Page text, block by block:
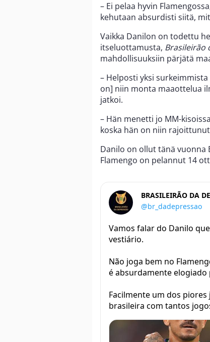
– Ei pelaa hyvin
kehutaan absurdisti siitä,
Vaikka Danilon on todettu
itseluottamusta, Brasileirão
mahdollisuuksiin pärjätä
– Helposti yksi
on] niin monta maaottelua
jatkoi.
– Hän menetti jo MM-
koska hän on niin
Danilo on ollut tänä vuonna
Flamengo on pelannut 14
BRASILEIRÃO DA
@br_dadepressao
Vamos falar do Danilo
vestiário.
Não joga bem no
é absurdamente
Facilmente um dos
brasileira com tantos